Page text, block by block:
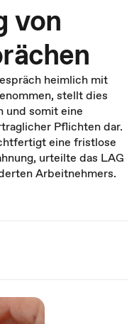
von
heimlich mit
stellt dies
und somit eine
Pflichten dar.
eine fristlose
urteilte das LAG
Arbeitnehmers.